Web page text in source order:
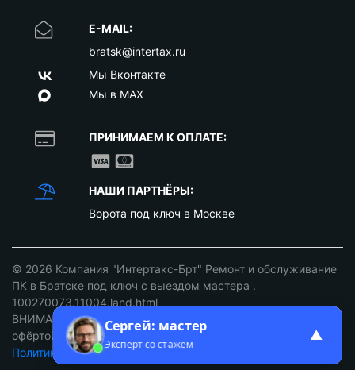
E-MAIL:
bratsk@intertax.ru
Мы Вконтакте
Мы в MAX
ПРИНИМАЕМ К ОПЛАТЕ:
НАШИ ПАРТНЁРЫ:
Ворота под ключ в Москве
© 2026 Компания "Интертакс-Брт" Ремонт и обслуживание
ПК в Братске под ключ с выездом мастера .
100270073.11004.land.html
ВНИМАНИЕ: ст. 437 ГК РФ. Цены не являются публичной
офёртой уточняйте у наших менеджеров!
Политика конфиденциальности/
Сергей: мастер
Эксперт со стажем ▲